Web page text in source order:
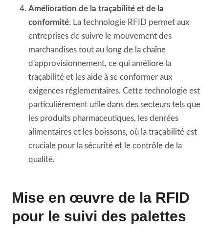
Amélioration de la traçabilité et de la
conformité: La technologie RFID permet aux
entreprises de suivre le mouvement des
marchandises tout au long de la chaîne
d'approvisionnement, ce qui améliore la
traçabilité et les aide à se conformer aux
exigences réglementaires. Cette technologie est
particulièrement utile dans des secteurs tels que
les produits pharmaceutiques, les denrées
alimentaires et les boissons, où la traçabilité est
cruciale pour la sécurité et le contrôle de la
qualité.
Mise en œuvre de la RFID
pour le suivi des palettes